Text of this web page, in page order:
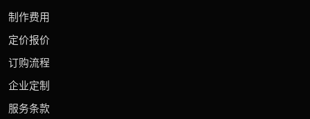
制作费用
定价报价
订购流程
企业定制
服务条款